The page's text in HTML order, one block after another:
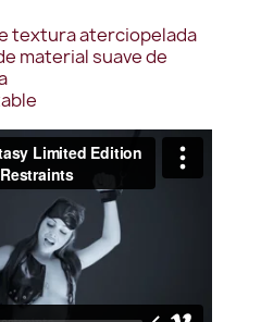
textura aterciopelada
material suave de